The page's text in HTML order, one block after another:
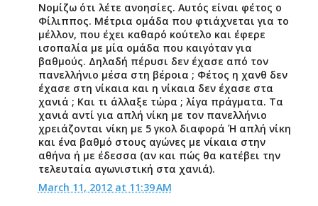
Νομίζω ότι λέτε ανοησίες. Αυτός είναι φέτος ο
Φίλιππος. Μέτρια ομάδα που φτιάχνεται για το
μέλλον, που έχει καθαρό κούτελο και έφερε
ισοπαλία με μία ομάδα που καιγόταν για
βαθμούς. Δηλαδή πέρυσι δεν έχασε από τον
πανελλήνιο μέσα στη βέροια ; Φέτος η χανθ δεν
έχασε στη νίκαια και η νίκαια δεν έχασε στα
χανιά ; Και τι άλλαξε τώρα ; λίγα πράγματα. Τα
χανιά αντί για απλή νίκη με τον πανελλήνιο
χρειάζονται νίκη με 5 γκολ διαφορά Ή απλή νίκη
και ένα βαθμό στους αγώνες με νίκαια στην
αθήνα ή με έδεσσα (αν και πώς θα κατέβει την
τελευταία αγωνιστική στα χανιά).
March 11, 2012 at 11:39 AM